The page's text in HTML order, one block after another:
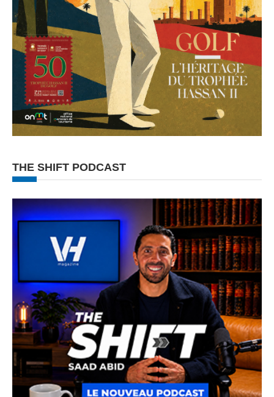
THE SHIFT PODCAST